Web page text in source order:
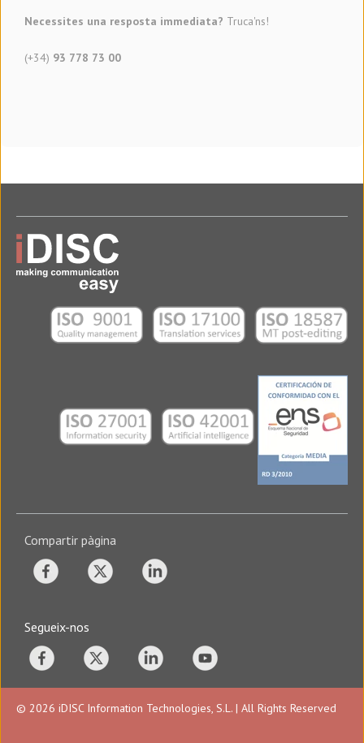
Necessites una resposta immediata? Truca'ns!
(+34) 93 778 73 00
Compartir pàgina
Segueix-nos
© 2026 iDISC Information Technologies, S.L. | All Rights Reserved